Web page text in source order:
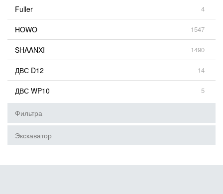
Fuller 4
HOWO 1547
SHAANXI 1490
ДВС D12 14
ДВС WP10 5
Фильтра
Экскаватор